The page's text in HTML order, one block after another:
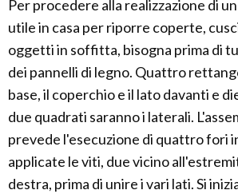
Per procedere alla realizzazione di
utile in casa per riporre coperte,
oggetti in soffitta, bisogna prima di
dei pannelli di legno. Quattro
base, il coperchio e il lato davanti e
due quadrati saranno i laterali.
prevede l'esecuzione di quattro fori
applicate le viti, due vicino
destra, prima di unire i vari lati. Si